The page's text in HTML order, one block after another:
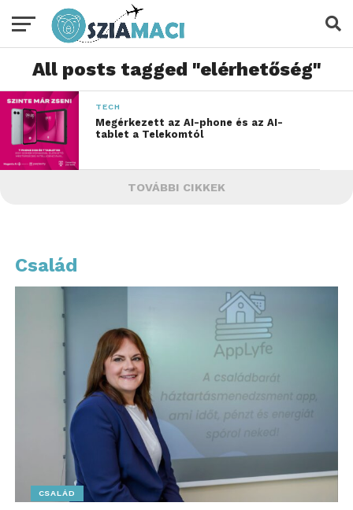
All posts tagged "elérhetőség"
TECH
Megérkezett az AI-phone és az AI-
tablet a Telekomtól
TOVÁBBI CIKKEK
Család
CSALÁD